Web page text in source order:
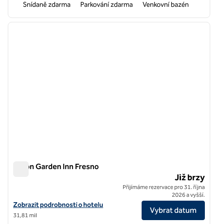
Snídaně zdarma Parkování zdarma Venkovní bazén
1 z 8
další
Hilton Garden Inn Fresno
Zobrazit podrobnosti o hotelu Hilton Garden Inn Fresno
Zobrazit podrobnosti o hotelu
31,81 mil
Již brzy
Přijímáme rezervace pro 31. října
2026 a vyšší.
Vybrat datum